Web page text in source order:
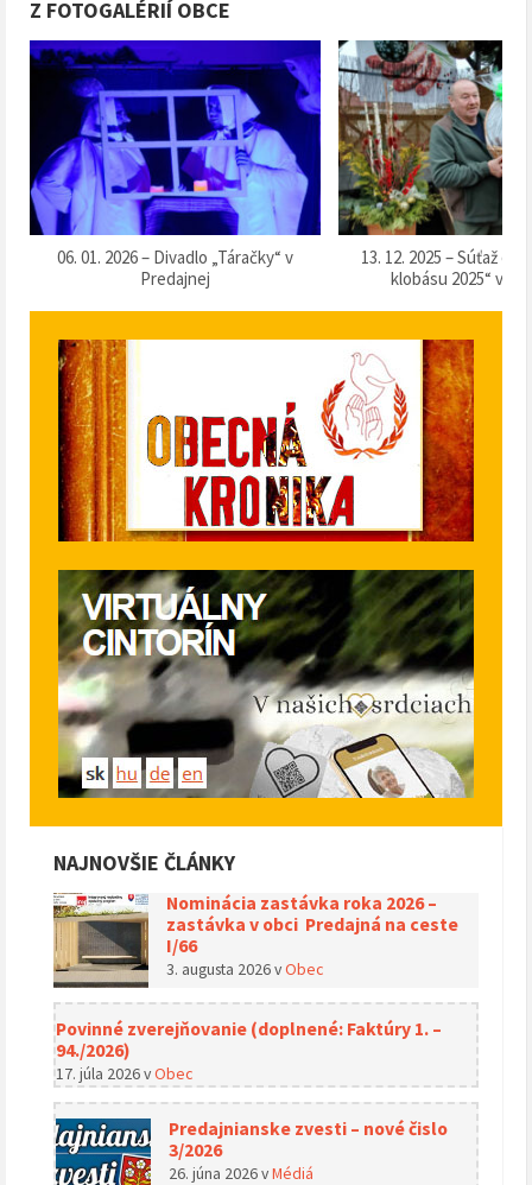
Z FOTOGALÉRIÍ OBCE
06. 01. 2026 – Divadlo „Táračky“ v
Predajnej
13. 12. 2025 – Súťaž o
klobásu 2025“ v
NAJNOVŠIE ČLÁNKY
Nominácia zastávka roka 2026 –
zastávka v obci Predajná na ceste
I/66
3. augusta 2026vObec
Povinné zverejňovanie (doplnené: Faktúry 1. –
94./2026)
17. júla 2026vObec
Predajnianske zvesti – nové čislo
3/2026
26. júna 2026vMédiá